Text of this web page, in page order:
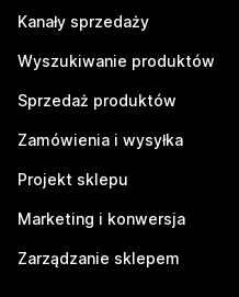
Kanały sprzedaży
Wyszukiwanie produktów
Sprzedaż produktów
Zamówienia i wysyłka
Projekt sklepu
Marketing i konwersja
Zarządzanie sklepem